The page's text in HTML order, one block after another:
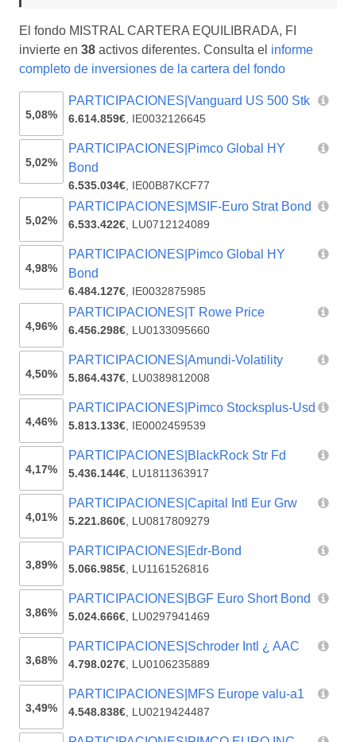
El fondo MISTRAL CARTERA EQUILIBRADA, FI
invierte en 38 activos diferentes. Consulta el informe
completo de inversiones de la cartera del fondo
5,08%
PARTICIPACIONES|Vanguard US 500 Stk
6.614.859€, IE0032126645
5,02%
PARTICIPACIONES|Pimco Global HY
Bond
6.535.034€, IE00B87KCF77
5,02%
PARTICIPACIONES|MSIF-Euro Strat Bond
6.533.422€, LU0712124089
4,98%
PARTICIPACIONES|Pimco Global HY
Bond
6.484.127€, IE0032875985
4,96%
PARTICIPACIONES|T Rowe Price
6.456.298€, LU0133095660
4,50%
PARTICIPACIONES|Amundi-Volatility
5.864.437€, LU0389812008
4,46%
PARTICIPACIONES|Pimco Stocksplus-Usd
5.813.133€, IE0002459539
4,17%
PARTICIPACIONES|BlackRock Str Fd
5.436.144€, LU1811363917
4,01%
PARTICIPACIONES|Capital Intl Eur Grw
5.221.860€, LU0817809279
3,89%
PARTICIPACIONES|Edr-Bond
5.066.985€, LU1161526816
3,86%
PARTICIPACIONES|BGF Euro Short Bond
5.024.666€, LU0297941469
3,68%
PARTICIPACIONES|Schroder Intl ¿ AAC
4.798.027€, LU0106235889
3,49%
PARTICIPACIONES|MFS Europe valu-a1
4.548.838€, LU0219424487